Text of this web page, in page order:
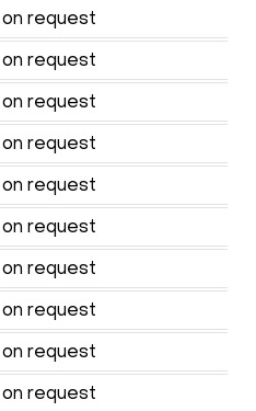
on request
on request
on request
on request
on request
on request
on request
on request
on request
on request